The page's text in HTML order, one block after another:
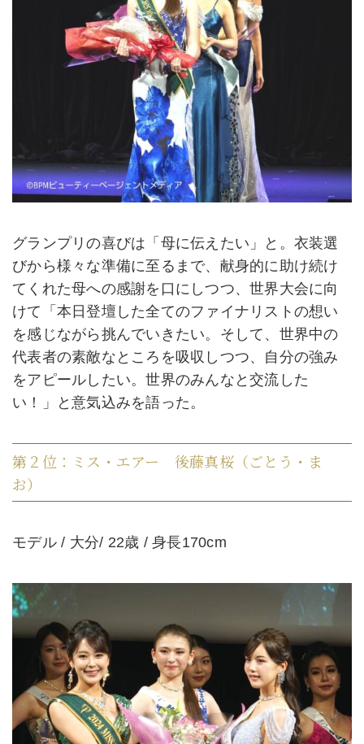
グランプリの喜びは「母に伝えたい」と。衣装選
びから様々な準備に至るまで、献身的に助け続け
てくれた母への感謝を口にしつつ、世界大会に向
けて「本日登壇した全てのファイナリストの想い
を感じながら挑んでいきたい。そして、世界中の
代表者の素敵なところを吸収しつつ、自分の強み
をアピールしたい。世界のみんなと交流した
い！」と意気込みを語った。
第２位：ミス・エアー 後藤真桜（ごとう・ま
お）
モデル / 大分/ 22歳 / 身長170cm